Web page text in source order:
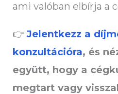
ami valóban elbírja a
👉Jelentkezz a
konzultációra, és
együtt, hogy a
megtart vagy